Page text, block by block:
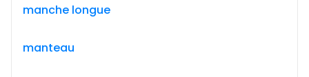
manche longue
manteau